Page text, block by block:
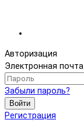
Авторизация
Электронная почта
Забыли пароль?
Войти
Регистрация